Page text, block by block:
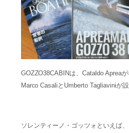
GOZZO38CABINは、Cataldo Aprea
Marco CasaliとUmberto Tagliaviniが
ソレンティーノ・ゴッツォといえば